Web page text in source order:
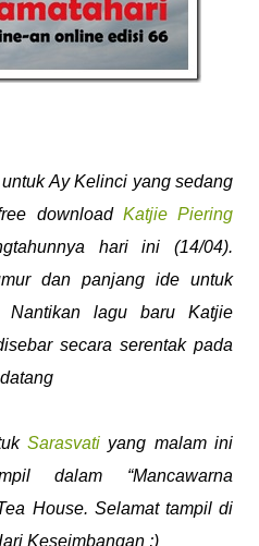
Ay Kelinci yang sedang
download Katjie Piering
hari ini (14/04).
dan panjang ide untuk
Nantikan lagu baru Katjie
secara serentak pada
Sarasvati yang malam ini
dalam “Mancawarna
House. Selamat tampil di
Keseimbangan ;)